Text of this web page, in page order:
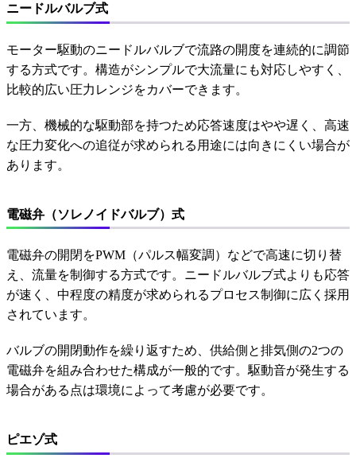
ニードルバルブ式
モーター駆動のニードルバルブで流路の開度を連続的に調節
する方式です。構造がシンプルで大流量にも対応しやすく、
比較的広い圧力レンジをカバーできます。
一方、機械的な駆動部を持つため応答速度はやや遅く、高速
な圧力変化への追従が求められる用途には向きにくい場合が
あります。
電磁弁（ソレノイドバルブ）式
電磁弁の開閉をPWM（パルス幅変調）などで高速に切り替
え、流量を制御する方式です。ニードルバルブ式よりも応答
が速く、中程度の精度が求められるプロセス制御に広く採用
されています。
バルブの開閉動作を繰り返すため、供給側と排気側の2つの
電磁弁を組み合わせた構成が一般的です。駆動音が発生する
場合がある点は環境によって考慮が必要です。
ピエゾ式